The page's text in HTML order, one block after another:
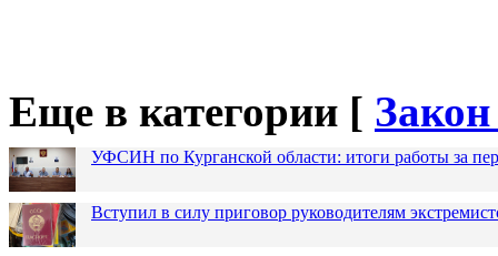
Еще в категории [
УФСИН по Курганской области: итоги работы за
Вступил в силу приговор руководителям